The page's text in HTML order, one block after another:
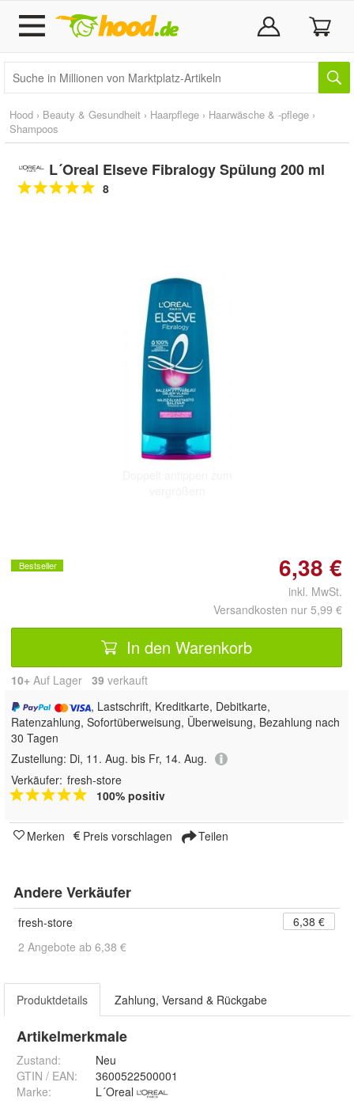
Hood › Beauty & Gesundheit › Haarpflege › Haarwäsche & -pflege ›
Shampoos
L´Oreal Elseve Fibralogy Spülung 200 ml
8
Bestseller 6,38 €
inkl. MwSt.
Versandkosten nur 5,99 €
In den Warenkorb
10+ Auf Lager 39 verkauft
, Lastschrift, Kreditkarte, Debitkarte,
Ratenzahlung, Sofortüberweisung, Überweisung, Bezahlung nach
30 Tagen
Zustellung: Di, 11. Aug. bis Fr, 14. Aug.
Verkäufer: fresh-store
100% positiv
Merken Preis vorschlagen Teilen
Andere Verkäufer
fresh-store
6,38 €
2 Angebote ab 6,38 €
Produktdetails Zahlung, Versand & Rückgabe
Artikelmerkmale
Zustand:
Neu
GTIN / EAN:
3600522500001
Marke:
L´Oreal